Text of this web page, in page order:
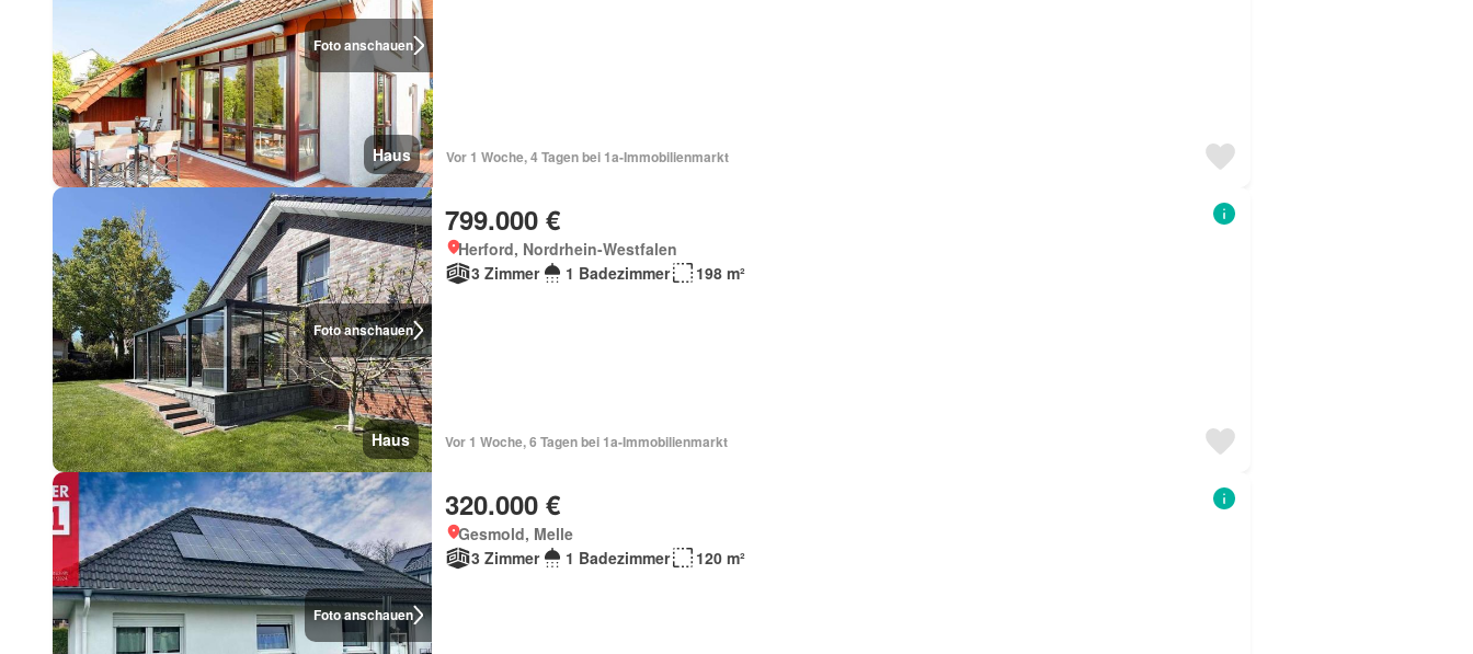
Foto anschauen
Haus Vor 1 Woche, 4 Tagen bei 1a-Immobilienmarkt
Foto anschauen
Haus
799.000 €
Herford, Nordrhein-Westfalen
3 Zimmer
1 Badezimmer 198 m²
Vor 1 Woche, 6 Tagen bei 1a-Immobilienmarkt
Foto anschauen
320.000 €
Gesmold, Melle
3 Zimmer
1 Badezimmer 120 m²